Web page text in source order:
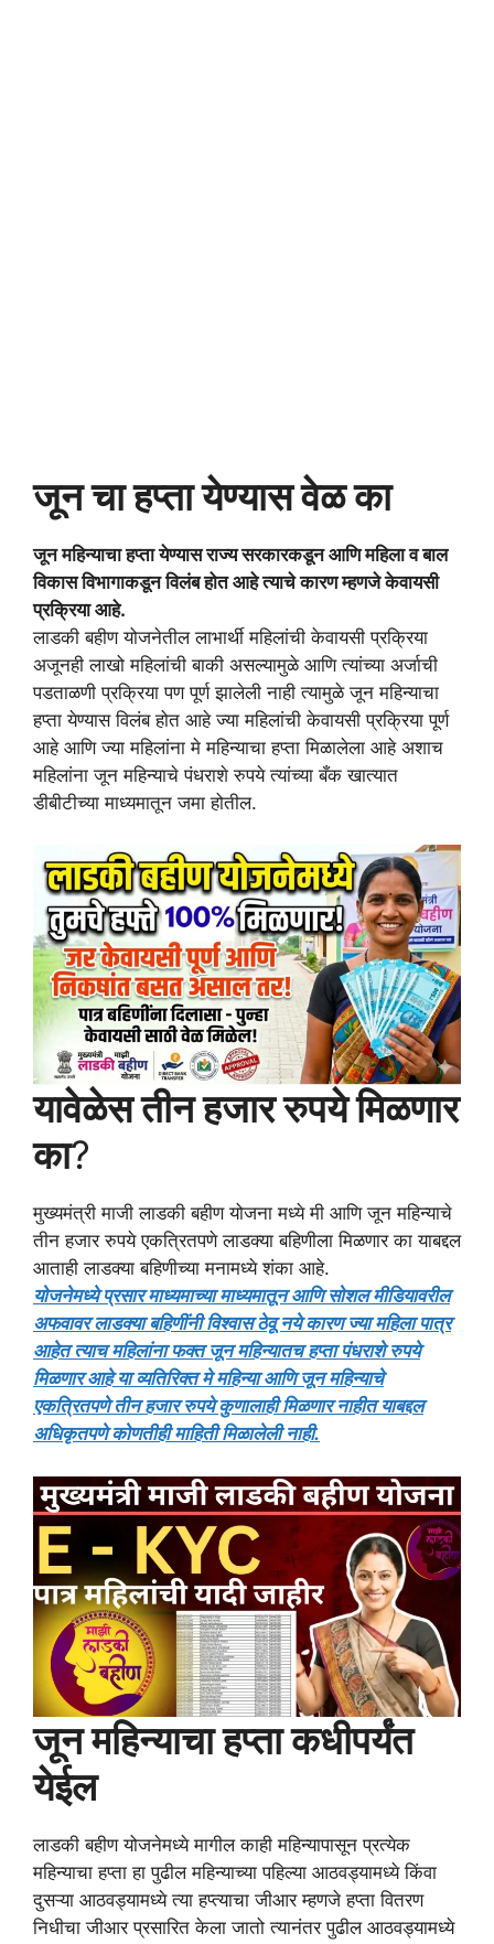
जून चा हप्ता येण्यास वेळ का
जून महिन्याचा हप्ता येण्यास राज्य सरकारकडून आणि महिला व बाल
विकास विभागाकडून विलंब होत आहे त्याचे कारण म्हणजे केवायसी
प्रक्रिया आहे.
लाडकी बहीण योजनेतील लाभार्थी महिलांची केवायसी प्रक्रिया
अजूनही लाखो महिलांची बाकी असल्यामुळे आणि त्यांच्या अर्जाची
पडताळणी प्रक्रिया पण पूर्ण झालेली नाही त्यामुळे जून महिन्याचा
हप्ता येण्यास विलंब होत आहे ज्या महिलांची केवायसी प्रक्रिया पूर्ण
आहे आणि ज्या महिलांना मे महिन्याचा हप्ता मिळालेला आहे अशाच
महिलांना जून महिन्याचे पंधराशे रुपये त्यांच्या बँक खात्यात
डीबीटीच्या माध्यमातून जमा होतील.
यावेळेस तीन हजार रुपये मिळणार
का?
मुख्यमंत्री माजी लाडकी बहीण योजना मध्ये मी आणि जून महिन्याचे
तीन हजार रुपये एकत्रितपणे लाडक्या बहिणीला मिळणार का याबद्दल
आताही लाडक्या बहिणीच्या मनामध्ये शंका आहे.
योजनेमध्ये प्रसार माध्यमाच्या माध्यमातून आणि सोशल मीडियावरील
अफवावर लाडक्या बहिणींनी विश्वास ठेवू नये कारण ज्या महिला पात्र
आहेत त्याच महिलांना फक्त जून महिन्यातच हप्ता पंधराशे रुपये
मिळणार आहे या व्यतिरिक्त मे महिन्या आणि जून महिन्याचे
एकत्रितपणे तीन हजार रुपये कुणालाही मिळणार नाहीत याबद्दल
अधिकृतपणे कोणतीही माहिती मिळालेली नाही.
जून महिन्याचा हप्ता कधीपर्यंत
येईल
लाडकी बहीण योजनेमध्ये मागील काही महिन्यापासून प्रत्येक
महिन्याचा हप्ता हा पुढील महिन्याच्या पहिल्या आठवड्यामध्ये किंवा
दुसऱ्या आठवड्यामध्ये त्या हप्त्याचा जीआर म्हणजे हप्ता वितरण
निधीचा जीआर प्रसारित केला जातो त्यानंतर पुढील आठवड्यामध्ये